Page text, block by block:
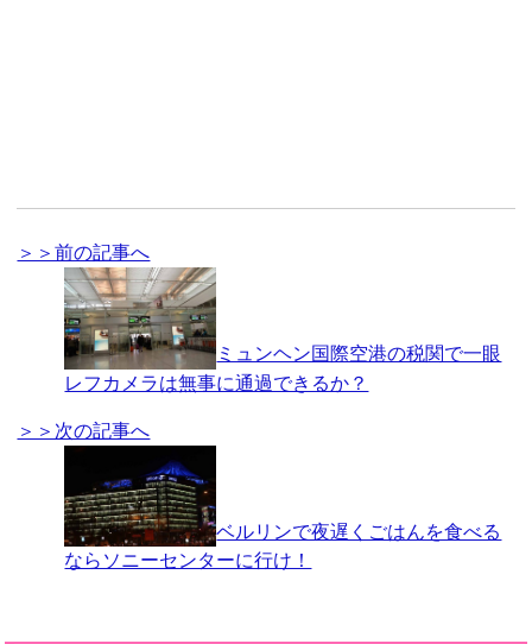
＞＞前の記事へ
ミュンヘン国際空港の税関で一眼
レフカメラは無事に通過できるか？
＞＞次の記事へ
ベルリンで夜遅くごはんを食べる
ならソニーセンターに行け！